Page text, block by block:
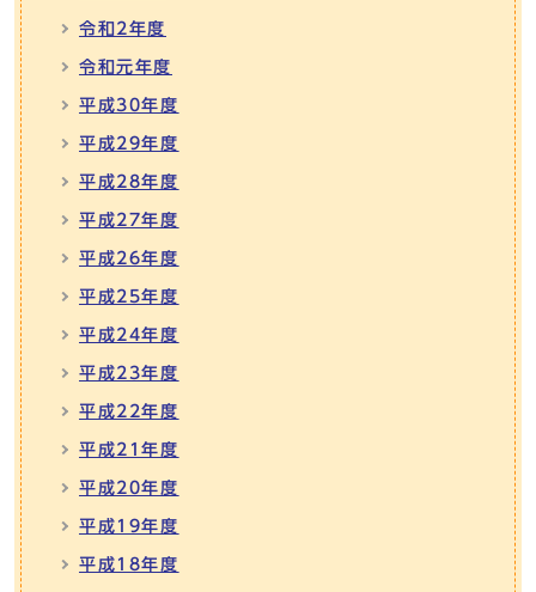
令和2年度
令和元年度
平成30年度
平成29年度
平成28年度
平成27年度
平成26年度
平成25年度
平成24年度
平成23年度
平成22年度
平成21年度
平成20年度
平成19年度
平成18年度